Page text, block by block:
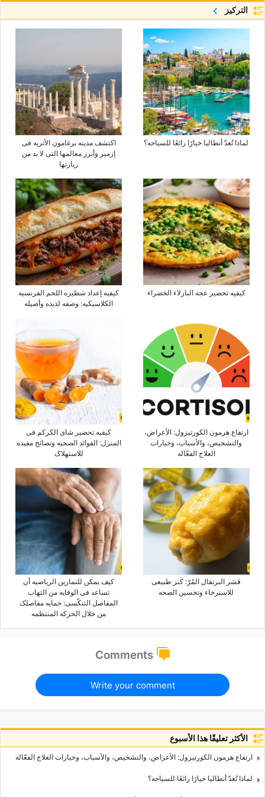
التركيز
لماذا تُعدّ أنطالیا خیارًا رائعًا للسیاحه؟
اکتشف مدینه برغامون الأثریه فی
إزمیر وأبرز معالمها التی لا بد من
زیارتها
کیفیه تحضیر عجه البازلاء الخضراء
کیفیه إعداد شطیره اللحم الفرنسیه
الکلاسیکیه: وصفه لذیذه وأصیله
ارتفاع هرمون الکورتیزول: الأعراض،
والتشخیص، والأسباب، وخیارات
العلاج الفعّاله
کیفیه تحضیر شای الکرکم فی
المنزل: الفوائد الصحیه ونصائح مفیده
للاستهلاک
قشر البرتقال المُرّ: کنز طبیعی
للاسترخاء وتحسین الصحه
کیف یمکن للتمارین الریاضیه أن
تساعد فی الوقایه من التهاب
المفاصل التنکّسی: حمایه مفاصلک
من خلال الحرکه المنتظمه
Comments
Write your comment
الأكثر تعليقًا هذا الأسبوع
ارتفاع هرمون الکورتیزول: الأعراض، والتشخیص، والأسباب، وخیارات العلاج الفعّاله
لماذا تُعدّ أنطالیا خیارًا رائعًا للسیاحه؟